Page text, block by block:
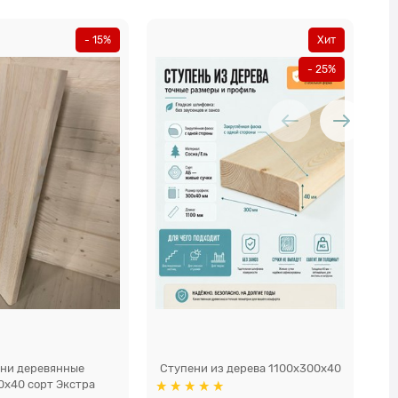
деревянные
сорт Экстра
- 15%
Ступени из дерева 1100x300x40
Хит
- 25%